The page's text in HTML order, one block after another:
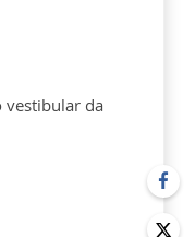
vestibular da